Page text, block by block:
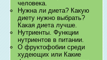
человека.
Нужна ли диета? Какую
диету нужно выбрать?
Какая диета лучше.
Нутриенты. Функции
нутриентов в питании.
О фруктофобии среди
худеющих или Какие